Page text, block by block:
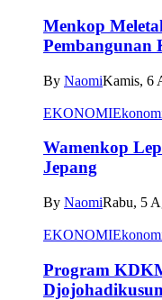
Menkop
Pembangunan
By NaomiKamis, 6
EKONOMI
Wamenkop
Jepang
By NaomiRabu, 5
EKONOMI
Program